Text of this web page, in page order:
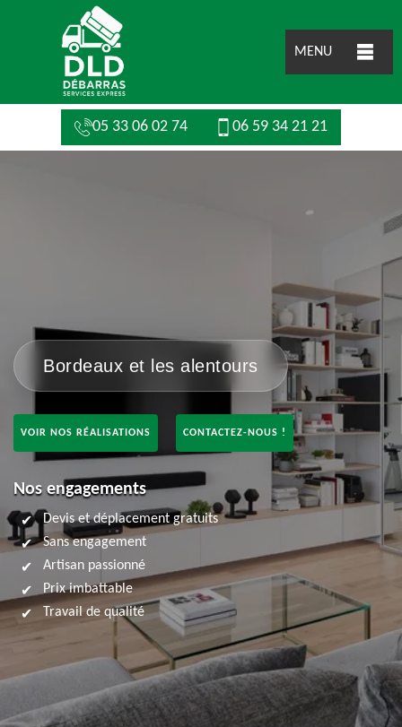
MENU
05 33 06 02 74 06 59 34 21 21
Bordeaux et les alentours
VOIR NOS RÉALISATIONS CONTACTEZ-NOUS !
Nos engagements
Devis et déplacement gratuits
Sans engagement
Artisan passionné
Prix imbattable
Travail de qualité